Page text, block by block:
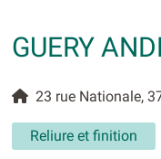
GUERY
23 rue Nationale,
Reliure et finition